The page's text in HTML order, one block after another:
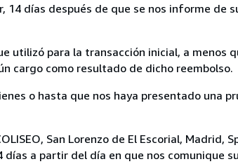
días después de que se nos informe de
utilizó para la transacción inicial, a menos
cargo como resultado de dicho reembolso.
o hasta que nos haya presentado una
San Lorenzo de El Escorial, Madrid,
días a partir del día en que nos comunique